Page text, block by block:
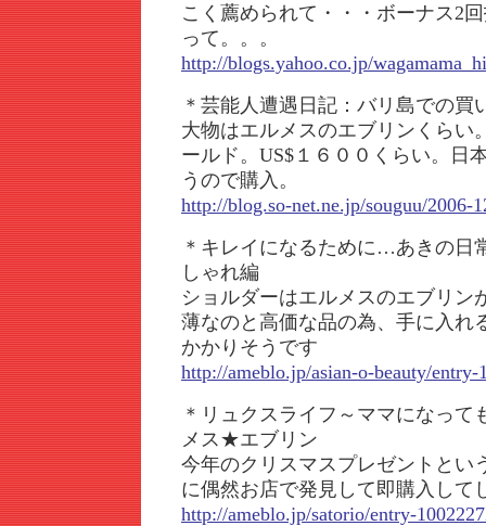
こく薦められて・・・ボーナス2
って。。。
http://blogs.yahoo.co.jp/
＊芸能人遭遇日記：バリ島での買
大物はエルメスのエブリンくらい
ールド。US$１６００くらい。日
うので購入。
http://blog.so-net.ne.jp/souguu/2006-
＊キレイになるために…あきの日
しゃれ編
ショルダーはエルメスのエブリン
薄なのと高価な品の為、手に入れ
かかりそうです
http://ameblo.jp/asian-o-beauty/entry-
＊リュクスライフ～ママになって
メス★エブリン
今年のクリスマスプレゼントとい
に偶然お店で発見して即購入して
http://ameblo.jp/satorio/entry-